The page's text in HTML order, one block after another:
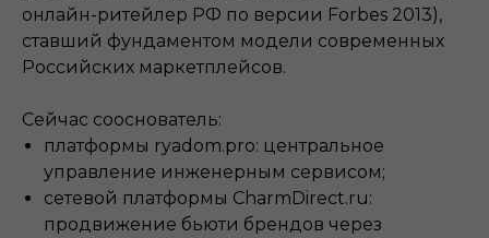
онлайн-ритейлер РФ по версии Forbes 2013),
ставший фундаментом модели современных
Российских маркетплейсов.
Сейчас сооснователь:
платформы ryadom.pro: центральное
управление инженерным сервисом;
сетевой платформы CharmDirect.ru:
продвижение бьюти брендов через